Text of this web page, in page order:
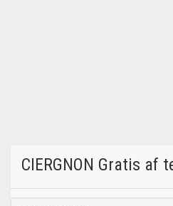
CIERGNON Gratis af